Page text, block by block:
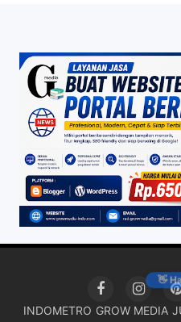
👋
INDOMETRO GROW MEDIA